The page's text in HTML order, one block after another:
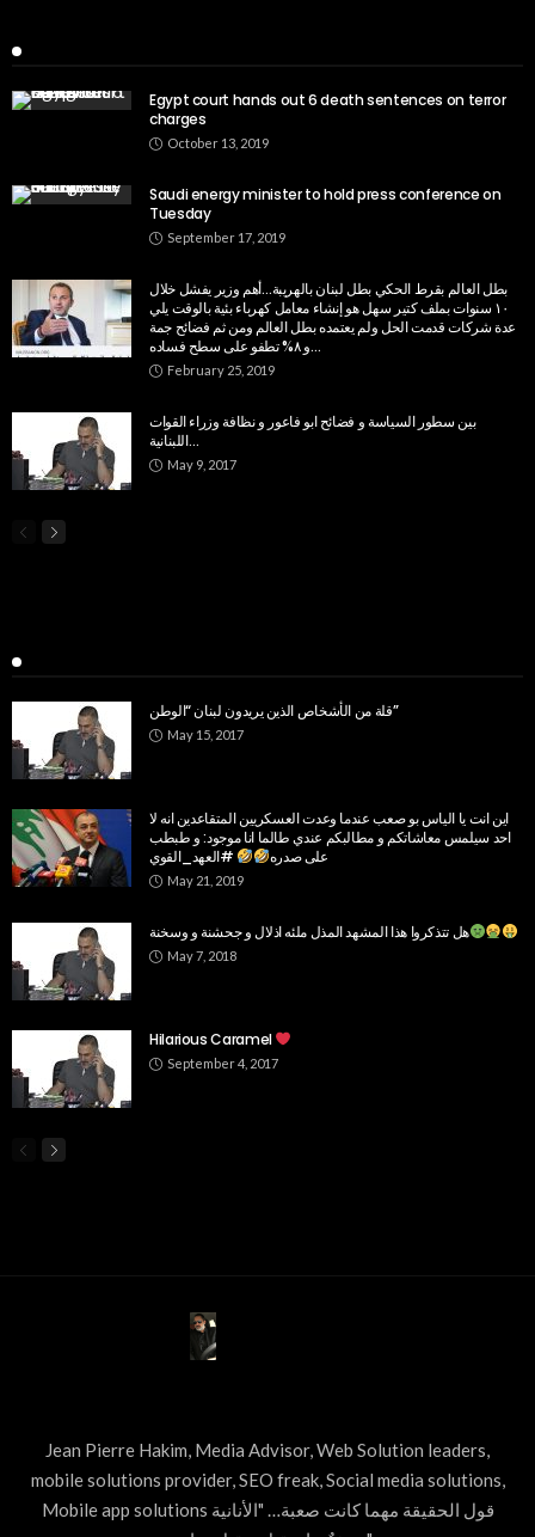
Egypt court hands out 6 death sentences on terror
charges
October 13, 2019
Saudi energy minister to hold press conference on
Tuesday
September 17, 2019
بطل العالم بقرط الحكي بطل لبنان بالهريبة…أهم وزير يفشل خلال
١٠ سنوات بملف كتير سهل هو إنشاء معامل كهرباء بئية بالوقت يلي
عدة شركات قدمت الحل ولم يعتمده بطل العالم ومن ثم فضائح جمة
و ٨% تطفو على سطح فساده…
February 25, 2019
بين سطور السياسة و فضائح ابو فاعور و نظافة وزراء القوات
اللبنانية…
May 9, 2017
قلة من الأشخاص الذين يريدون لبنان “الوطن”
May 15, 2017
اين انت يا الياس بو صعب عندما وعدت العسكريين المتقاعدين انه لا
احد سيلمس معاشاتكم و مطالبكم عندي طالما انا موجود: و طبطب
على صدره
#العهد_القوي
May 21, 2019
هل تتذكروا هذا المشهد المذل ملئه اذلال و جحشنة و وسخنة
May 7, 2018
Hilarious Caramel
September 4, 2017
Jean Pierre Hakim, Media Advisor, Web Solution leaders,
mobile solutions provider, SEO freak, Social media solutions,
Mobile app solutions قول الحقيقة مهما كانت صعبة… "الأنانية